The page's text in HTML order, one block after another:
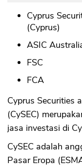
Cyprus
(Cyprus)
ASIC
FSC
FCA
Cyprus Securities
(CySEC)
jasa investasi di
CySEC adalah
Pasar Eropa